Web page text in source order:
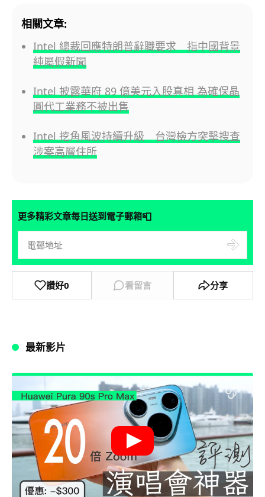
相關文章:
Intel 總裁回應特朗普辭職要求 指中國背景
純屬假新聞
Intel 披露華府 89 億美元入股真相 為確保晶
圓代工業務不被出售
Intel 挖角風波持續升級 台灣檢方突擊搜查
涉案高層住所
更多精彩文章每日送到電子郵箱📮
讚好0 看留言 分享
最新影片